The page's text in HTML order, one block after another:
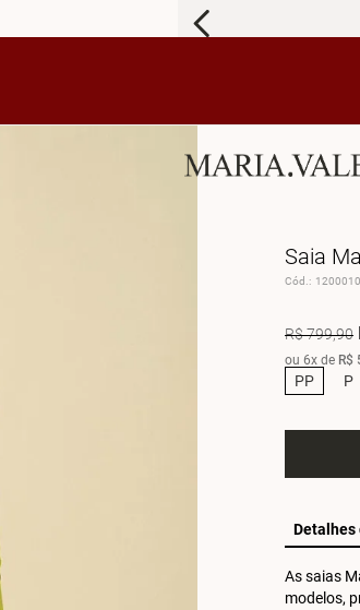
Saia
Cód. :
R$799,90
ou 6x de R$
PP P
Detalhes
As saias
modelos,